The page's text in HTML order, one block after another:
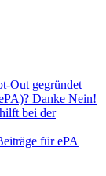
Out gegründet
Danke Nein!
bei der
für ePA